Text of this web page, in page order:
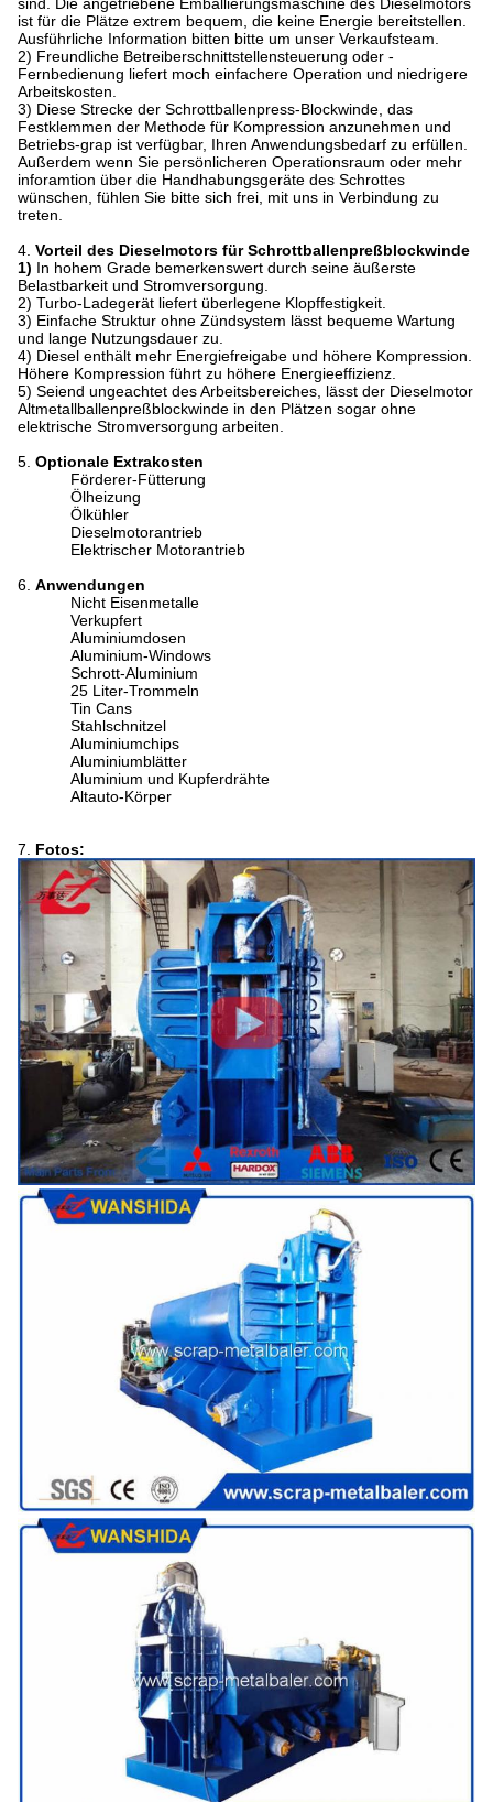
ist für die Plätze extrem bequem, die keine Energie bereitstellen.
Ausführliche Information bitten bitte um unser Verkaufsteam.
2) Freundliche Betreiberschnittstellensteuerung oder -
Fernbedienung liefert moch einfachere Operation und niedrigere
Arbeitskosten.
3) Diese Strecke der Schrottballenpress-Blockwinde, das
Festklemmen der Methode für Kompression anzunehmen und
Betriebs-grap ist verfügbar, Ihren Anwendungsbedarf zu erfüllen.
Außerdem wenn Sie persönlicheren Operationsraum oder mehr
inforamtion über die Handhabungsgeräte des Schrottes
wünschen, fühlen Sie bitte sich frei, mit uns in Verbindung zu
treten.
4. Vorteil des Dieselmotors für Schrottballenpreßblockwinde
1) In hohem Grade bemerkenswert durch seine äußerste
Belastbarkeit und Stromversorgung.
2) Turbo-Ladegerät liefert überlegene Klopffestigkeit.
3) Einfache Struktur ohne Zündsystem lässt bequeme Wartung
und lange Nutzungsdauer zu.
4) Diesel enthält mehr Energiefreigabe und höhere Kompression.
Höhere Kompression führt zu höhere Energieeffizienz.
5) Seiend ungeachtet des Arbeitsbereiches, lässt der Dieselmotor
Altmetallballenpreßblockwinde in den Plätzen sogar ohne
elektrische Stromversorgung arbeiten.
5. Optionale Extrakosten
Förderer-Fütterung
Ölheizung
Ölkühler
Dieselmotorantrieb
Elektrischer Motorantrieb
6. Anwendungen
Nicht Eisenmetalle
Verkupfert
Aluminiumdosen
Aluminium-Windows
Schrott-Aluminium
25 Liter-Trommeln
Tin Cans
Stahlschnitzel
Aluminiumchips
Aluminiumblätter
Aluminium und Kupferdrähte
Altauto-Körper
7. Fotos: